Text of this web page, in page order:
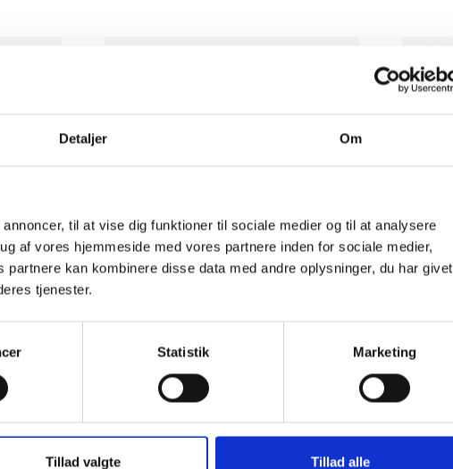
Detaljer Om
til at vise dig funktioner til sociale medier og til at analysere
af vores hjemmeside med vores partnere inden for sociale medier,
kan kombinere disse data med andre oplysninger, du har givet
tjenester.
Statistik Marketing
Tillad valgte Tillad alle
Sand & grus